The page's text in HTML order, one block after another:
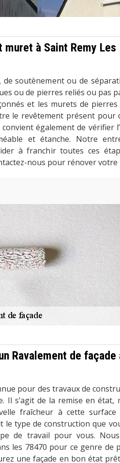
muret à Saint Remy Les
de soutènement ou de
ou de pierres reliés ou pas
et les murets de pierres
le revêtement présent pour
également de vérifier
et étanche. Notre
à franchir toutes ces
nous pour rénover votre
Ravalement de façade
pour des travaux de
Il s’agit de la remise en état,
fraîcheur à cette surface
le type de construction que
de travail pour vous.
les 78470 pour ce genre de
une façade en bon état